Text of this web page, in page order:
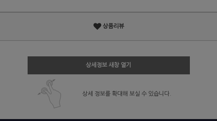
상품리뷰
상세정보 새창 열기
상세 정보를 확대해 보실 수 있습니다.